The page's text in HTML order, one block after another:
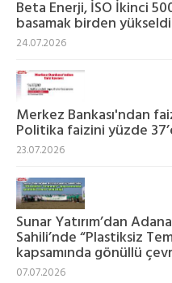
Beta Enerji, İSO İkinci
basamak birden yükseldi
24.07.2026
Merkez Bankası'ndan
Politika faizini yüzde
23.07.2026
Sunar Yatırım’dan
Sahili’nde “Plastiksiz
kapsamında gönüllü
07.07.2026